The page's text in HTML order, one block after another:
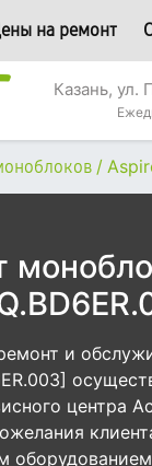
на ремонт
Казань, ул.
/
и
центра